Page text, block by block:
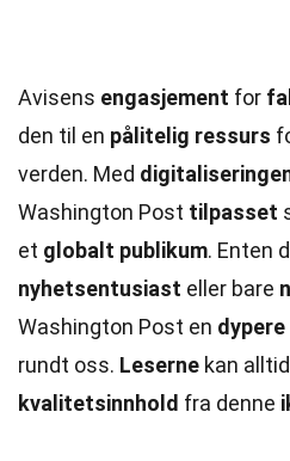
Avisens engasjement for
den til en pålitelig ressurs
verden. Med
Washington Post tilpasset
et globalt publikum. Enten
nyhetsentusiast eller bare
Washington Post en dypere
rundt oss. Leserne kan alltid
kvalitetsinnhold fra denne